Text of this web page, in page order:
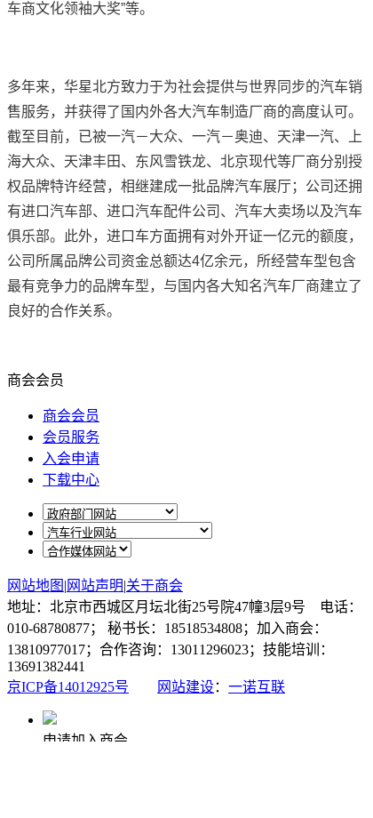
车商文化领袖大奖”等。
多年来，华星北方致力于为社会提供与世界同步的汽车销
售服务，并获得了国内外各大汽车制造厂商的高度认可。
截至目前，已被一汽－大众、一汽－奥迪、天津一汽、上
海大众、天津丰田、东风雪铁龙、北京现代等厂商分别授
权品牌特许经营，相继建成一批品牌汽车展厅；公司还拥
有进口汽车部、进口汽车配件公司、汽车大卖场以及汽车
俱乐部。此外，进口车方面拥有对外开证一亿元的额度，
公司所属品牌公司资金总额达4亿余元，所经营车型包含
最有竞争力的品牌车型，与国内各大知名汽车厂商建立了
良好的合作关系。
商会会员
商会会员
会员服务
入会申请
下载中心
网站地图 | 网站声明|关于商会
地址：北京市西城区月坛北街25号院47幢3层9号 电话：
010-68780877； 秘书长：18518534808；加入商会：
13810977017；合作咨询：13011296023；技能培训：
13691382441
京ICP备14012925号
网站建设： 一诺互联
申请加入商会